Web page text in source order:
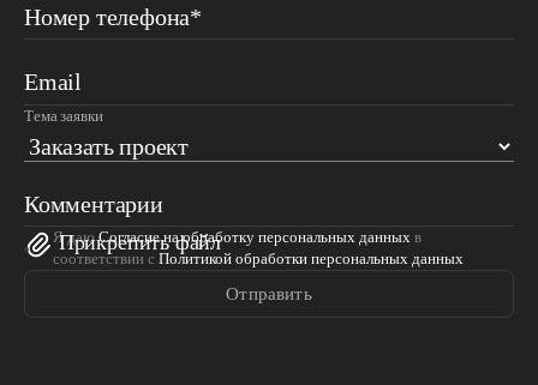
Номер телефона*
Email
Тема заявки
Комментарии
Прикрепить файл
Отправить
Я даюСогласие на обработку персональных данных в
соответствии с Политикой обработки персональных данных